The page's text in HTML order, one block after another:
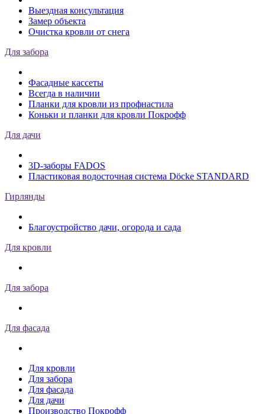
Выездная консультация
Замер объекта
Очистка кровли от снега
Для забора
Фасадные кассеты
Всегда в наличии
Планки для кровли из профнастила
Коньки и планки для кровли Покрофф
Для дачи
3D-заборы FADOS
Пластиковая водосточная система Döcke STANDARD
Гирлянды
Благоустройство дачи, огорода и сада
Для кровли
Для забора
Для фасада
Для кровли
Для забора
Для фасада
Для дачи
Производство Покрофф